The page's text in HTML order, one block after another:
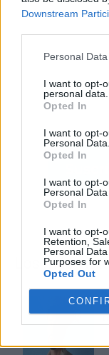
Downstream
Personal
I want to opt-
personal data.
Opted In
I want to opt-
Personal Data.
Opted In
I want to opt-
Personal
Opted In
I want to opt-
Retention,
Personal
Purposes for
Opted Out
Los más